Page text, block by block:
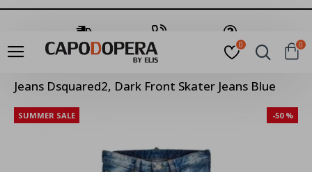
0 0
Transport Gratuit Suna Acum Pune o Intrebare
Jeans Dsquared2, Dark Front Skater Jeans Blue
SUMMER SALE -50 %